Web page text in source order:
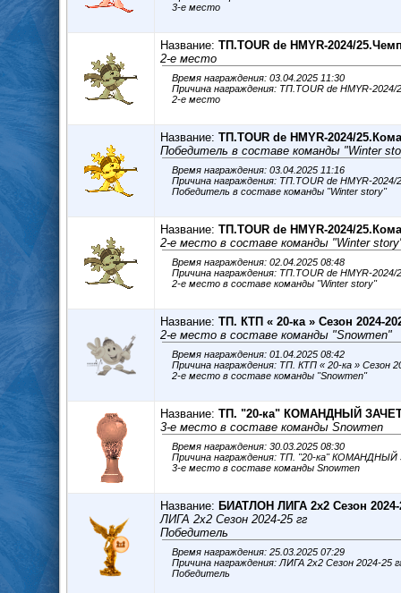
3-е место
Название: ТП.TOUR de HMYR-2024/
2-е место
Время награждения: 03.04.2025 11:30
Причина награждения: ТП.TOUR de HMYR-
2-е место
Название: ТП.TOUR de HMYR-2024/
Победитель в составе команды "Winter
Время награждения: 03.04.2025 11:16
Причина награждения: ТП.TOUR de HMYR-
Победитель в составе команды "Winter story"
Название: ТП.TOUR de HMYR-2024/
2-е место в составе команды "Winter
Время награждения: 02.04.2025 08:48
Причина награждения: ТП.TOUR de HMYR-2024/
2-е место в составе команды "Winter story"
Название: ТП. КТП « 20-ка » Сезон 2024-
2-е место в составе команды "Snowmen"
Время награждения: 01.04.2025 08:42
Причина награждения: ТП. КТП « 20-ка » Сезон
2-е место в составе команды "Snowmen"
Название: ТП. "20-ка" КОМАНДНЫЙ
3-е место в составе команды Snowmen
Время награждения: 30.03.2025 08:30
Причина награждения: ТП. "20-ка"
3-е место в составе команды Snowmen
Название: БИАТЛОН ЛИГА 2х2 Сезон 2024-
ЛИГА 2х2 Сезон 2024-25 гг
Победитель
Время награждения: 25.03.2025 07:29
Причина награждения: ЛИГА 2х2 Сезон 2024-25
Победитель